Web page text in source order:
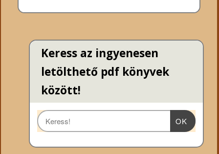
Keress az ingyenesen
letölthető pdf könyvek
között!
OK